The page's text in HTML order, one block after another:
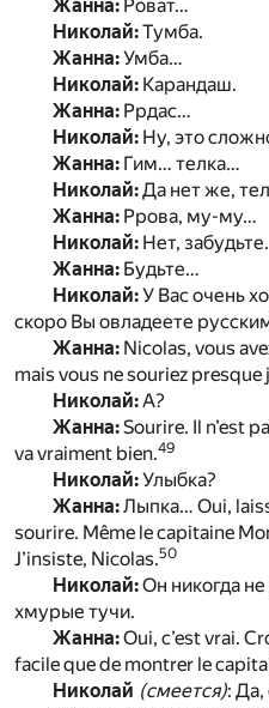
Жанна: Роват…
Николай:Тумба.
Жанна:Умба…
Николай: Карандаш.
Жанна: Ррдас…
Николай: Ну, это
Жанна: Гим… телка…
Николай:Да нет же,
Жанна: Ррова, му-му…
Николай: Нет, забудьте.
Жанна: Будьте…
Николай:У Вас очень
скоро Вы овладеете
Жанна: Nicolas, vous
mais vous ne souriez presque
Николай:А?
Жанна:Sourire. Il n’est
va vraiment bien.49
Николай:Улыбка?
Жанна:Лыпка… Oui,
sourire. Même le capitaine
J’insiste, Nicolas.50
Николай:Он никогда
хмурые тучи.
Жанна:Oui, c’est vrai.
facile que de montrer le
Николай (смеется):